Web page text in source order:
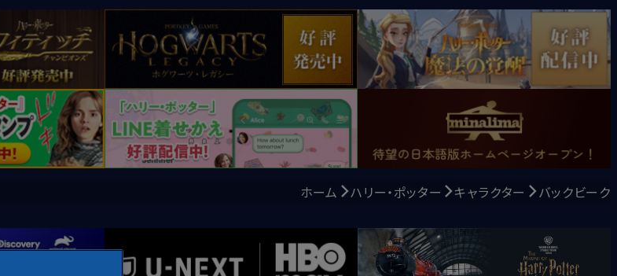
ホーム ハリー・ポッター キャラクター バックビーク